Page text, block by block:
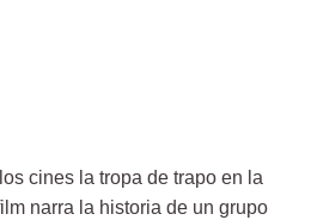
cines la tropa de trapo en la
narra la historia de un grupo